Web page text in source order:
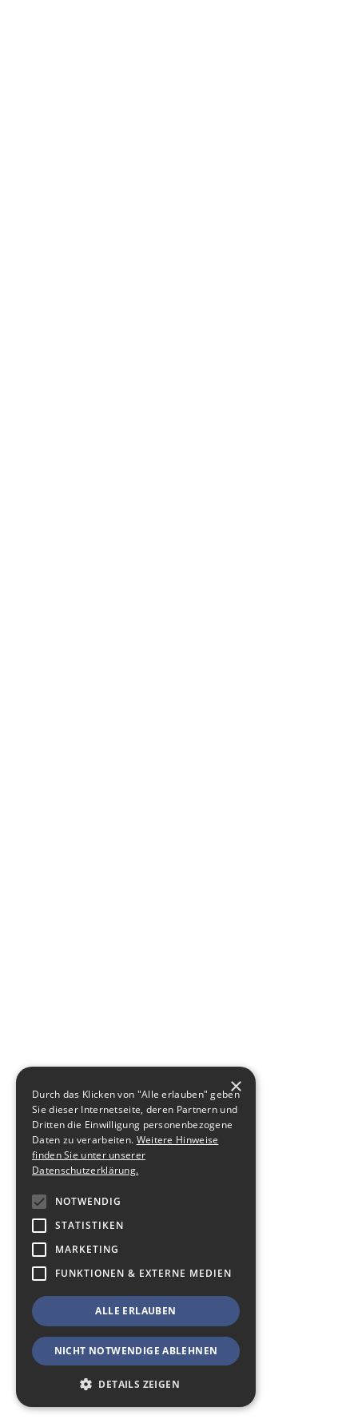
×
Durch das Klicken von "Alle erlauben" geben
Sie dieser Internetseite, deren Partnern und
Dritten die Einwilligung personenbezogene
Daten zu verarbeiten. Weitere Hinweise
finden Sie unter unserer
Datenschutzerklärung.
NOTWENDIG
STATISTIKEN
MARKETING
FUNKTIONEN & EXTERNE MEDIEN
ALLE ERLAUBEN
NICHT NOTWENDIGE ABLEHNEN
DETAILS ZEIGEN